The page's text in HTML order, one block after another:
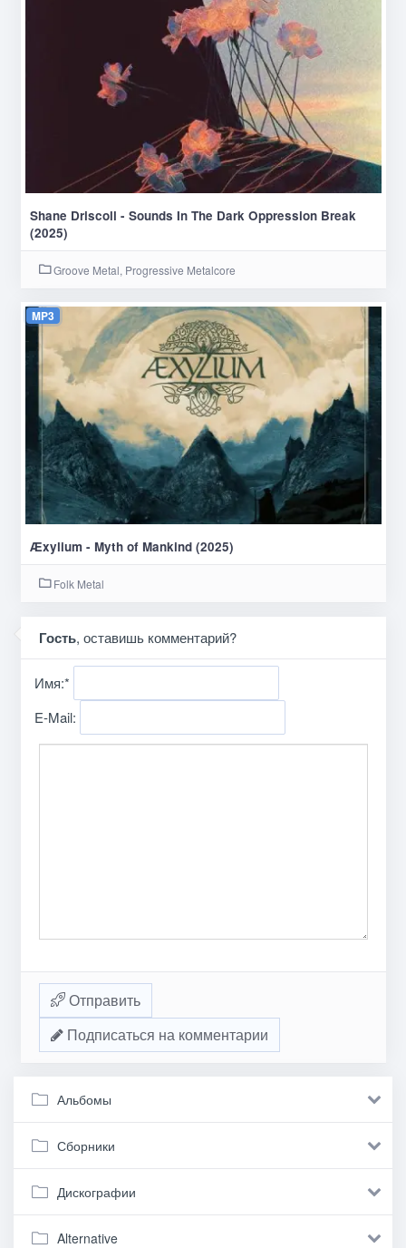
Shane Driscoll - Sounds In The Dark Oppression Break
(2025)
Groove Metal, Progressive Metalcore
MP3
Æxylium - Myth of Mankind (2025)
Folk Metal
Гость, оставишь комментарий?
Имя:*
E-Mail:
Отправить
Подписаться на комментарии
Альбомы
Сборники
Дискографии
Alternative